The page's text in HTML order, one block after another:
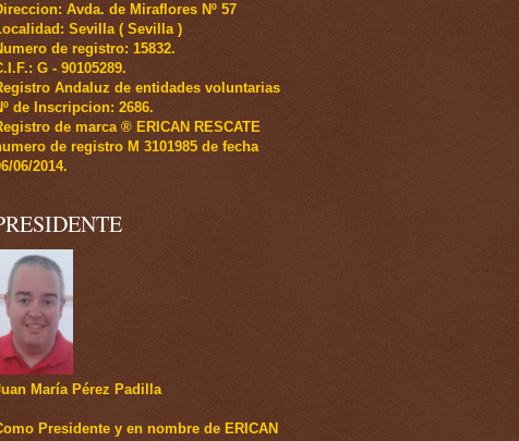
Avda. de Miraflores Nº 57
Sevilla ( Sevilla )
de registro: 15832.
G - 90105289.
Andaluz de entidades voluntarias
de Inscripcion: 2686.
de marca ® ERICAN RESCATE
de registro M 3101985 de fecha
06/2014.
María Pérez Padilla
Presidente y en nombre de ERICAN